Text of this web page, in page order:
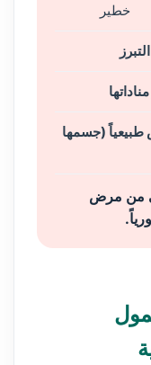
خطير
طبيعياً (جسمها
من مرض